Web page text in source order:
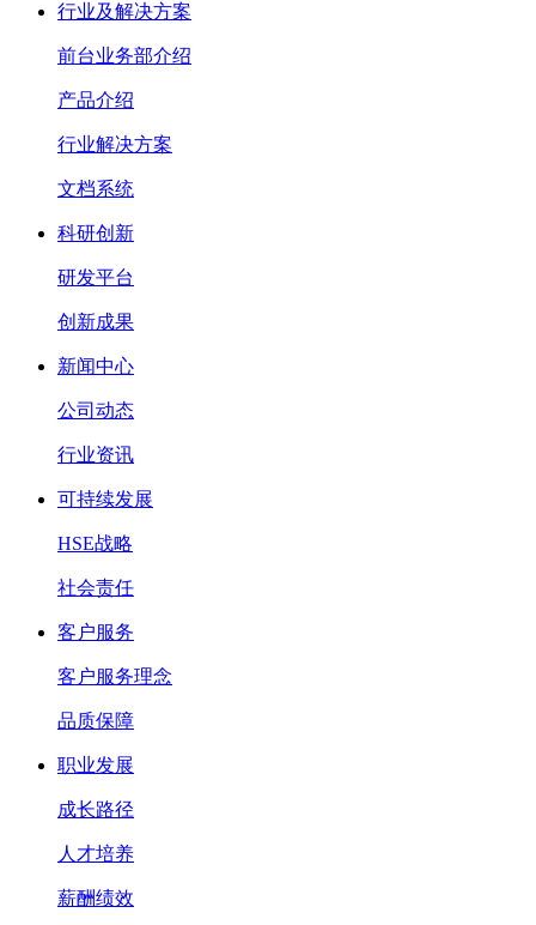
行业及解决方案
前台业务部介绍
产品介绍
行业解决方案
文档系统
科研创新
研发平台
创新成果
新闻中心
公司动态
行业资讯
可持续发展
HSE战略
社会责任
客户服务
客户服务理念
品质保障
职业发展
成长路径
人才培养
薪酬绩效